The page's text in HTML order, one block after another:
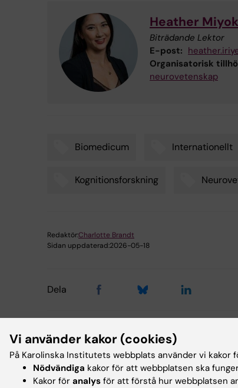
Heather
Biträdande Lektor
E-post:
Organisatorisk
neurovetenskap
Biomedicum Internationellt
Kognitionsforskning
Redaktör:Charlotte Brandt
Sidan uppdaterad:2026-05-18
Dela
Relaterade events
Vi använder kakor (cookies)
På Karolinska Institutets webbplats använder vi kakor
Nödvändiga kakor för att webbplatsen ska
Kakor för analys för att förstå hur webbplatsen